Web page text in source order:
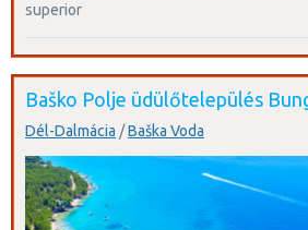
superior
Baško Polje üdülőtelepülés
Dél-Dalmácia /Baška Voda